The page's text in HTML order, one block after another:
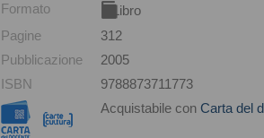
Formato
Libro
Pagine
312
Pubblicazione
2005
ISBN
9788873711773
Acquistabile con Carta del